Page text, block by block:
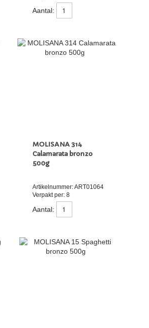
Aantal:
MOLISANA 314
Calamarata bronzo
500g
Artikelnummer: ART01064
Verpakt per: 8
Aantal: